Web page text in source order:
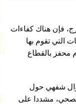
فإن هناك كفاءات
التي تقوم بها
محفز بالقطاع
شفهي حول
مشددا على